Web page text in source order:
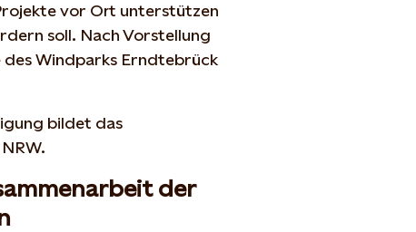
vor Ort unterstützen
soll. Nach Vorstellung
Windparks Erndtebrück
bildet das
der